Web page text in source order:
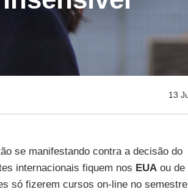
13
se manifestando contra a decisão do
internacionais fiquem nos EUAou de
só fizerem cursos on-line no